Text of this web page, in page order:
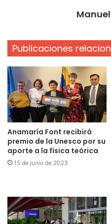
Publicaciones
Anamaría Font recibirá
premio de la Unesco por su
aporte a la física teórica
15 de junio de 2023